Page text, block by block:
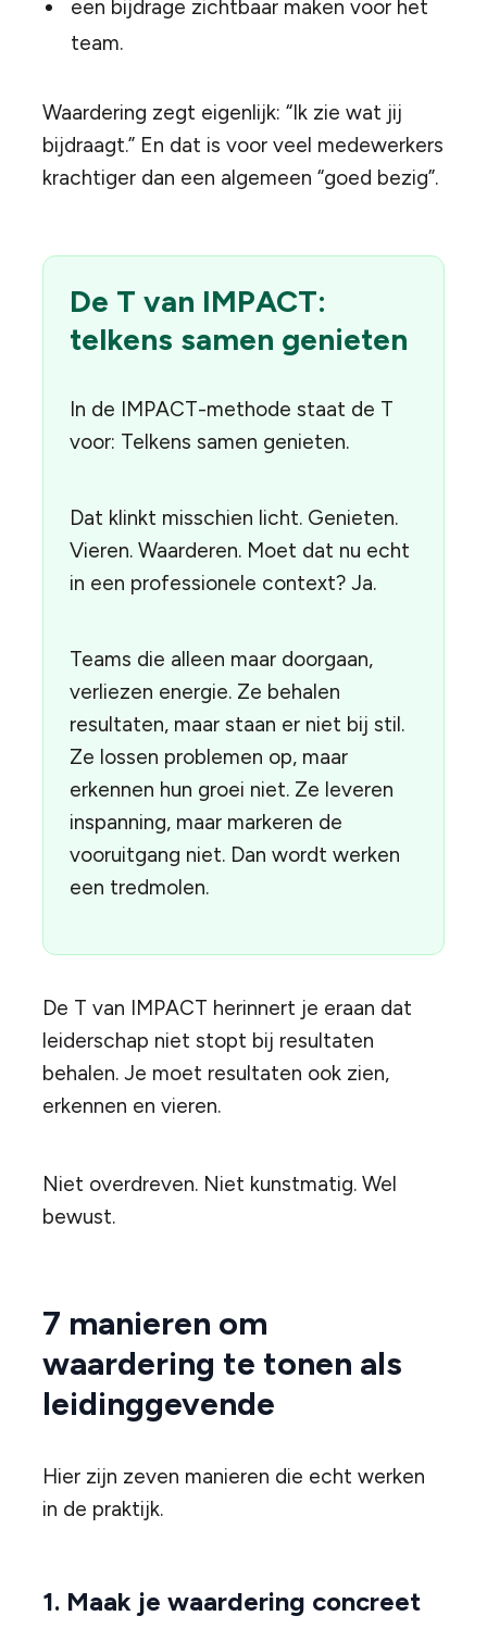
een bijdrage zichtbaar maken voor het
team.
Waardering zegt eigenlijk: “Ik zie wat jij
bijdraagt.” En dat is voor veel medewerkers
krachtiger dan een algemeen “goed bezig”.
De T van IMPACT:
telkens samen genieten
In de IMPACT-methode staat de T
voor: Telkens samen genieten.
Dat klinkt misschien licht. Genieten.
Vieren. Waarderen. Moet dat nu echt
in een professionele context? Ja.
Teams die alleen maar doorgaan,
verliezen energie. Ze behalen
resultaten, maar staan er niet bij stil.
Ze lossen problemen op, maar
erkennen hun groei niet. Ze leveren
inspanning, maar markeren de
vooruitgang niet. Dan wordt werken
een tredmolen.
De T van IMPACT herinnert je eraan dat
leiderschap niet stopt bij resultaten
behalen. Je moet resultaten ook zien,
erkennen en vieren.
Niet overdreven. Niet kunstmatig. Wel
bewust.
7 manieren om
waardering te tonen als
leidinggevende
Hier zijn zeven manieren die echt werken
in de praktijk.
1. Maak je waardering concreet